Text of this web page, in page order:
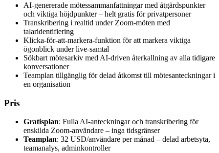
AI-genererade mötessammanfattningar med åtgärdspunkter
och viktiga höjdpunkter – helt gratis för privatpersoner
Transkribering i realtid under Zoom-möten med
talaridentifiering
Klicka-för-att-markera-funktion för att markera viktiga
ögonblick under live-samtal
Sökbart mötesarkiv med AI-driven återkallning av alla tidigare
konversationer
Teamplan tillgänglig för delad åtkomst till mötesanteckningar i
en organisation
Pris
Gratisplan: Fulla AI-anteckningar och transkribering för
enskilda Zoom-användare – inga tidsgränser
Teamplan: 32 USD/användare per månad – delad arbetsyta,
teamanalys, adminkontroller